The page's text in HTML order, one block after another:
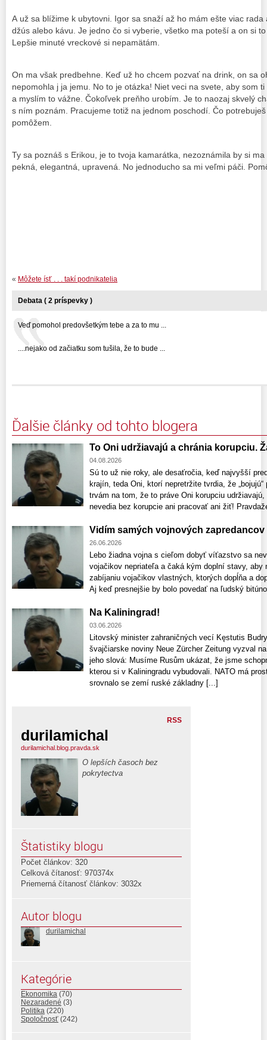
A už sa blížime k ubytovni. Igor sa snaží až ho mám ešte viac
džús alebo kávu. Je jedno čo si vyberie, všetko ma poteší a on si
Lepšie minuté vreckové si nepamätám.
On ma však predbehne. Keď už ho chcem pozvať na drink, on sa
nepomohla j ja jemu. No to je otázka! Niet veci na svete, aby som
a myslím to vážne. Čokoľvek preňho urobím. Je to naozaj skvelý
s ním poznám. Pracujeme totiž na jednom poschodí. Čo
pomôžem.
Ty sa poznáš s Erikou, je to tvoja kamarátka, nezoznámila by si
pekná, elegantná, upravená. No jednoducho sa mi veľmi páči.
« Môžete ísť . . . takí podnikatelia
Debata ( 2 príspevky )
Veď pomohol predovšetkým tebe a za to mu ...
....nejako od začiatku som tušila, že to bude ...
Ďalšie články od tohto blogera
To Oni udržiavajú a chránia korupciu.
04.08.2026
Sú to už nie roky, ale desaťročia, keď najvyšší
krajín, teda Oni, ktorí nepretržite tvrdia, že
trvám na tom, že to práve Oni korupciu
nevedia bez korupcie ani pracovať ani žiť!
Vidím samých vojnových
26.06.2026
Lebo žiadna vojna s cieľom dobyť víťazstvo sa
vojačikov nepriateľa a čaká kým doplní stavy,
zabíjaniu vojačikov vlastných, ktorých dopĺňa a
Aj keď presnejšie by bolo povedať na ľudský
Na Kaliningrad!
03.06.2026
Litovský minister zahraničných vecí Kęstutis
švajčiarske noviny Neue Zürcher Zeitung vyzval
jeho slová: Musíme Rusům ukázat, že jsme
kterou si v Kaliningradu vybudovali. NATO má
srovnalo se zemí ruské základny [...]
RSS
durilamichal
durilamichal.blog.pravda.sk
O lepších časoch bez
pokrytectva
Štatistiky blogu
Počet článkov: 320
Celková čítanosť: 970374x
Priemerná čítanosť článkov: 3032x
Autor blogu
durilamichal
Kategórie
Ekonomika (70)
Nezaradené (3)
Politika (220)
Spoločnosť (242)